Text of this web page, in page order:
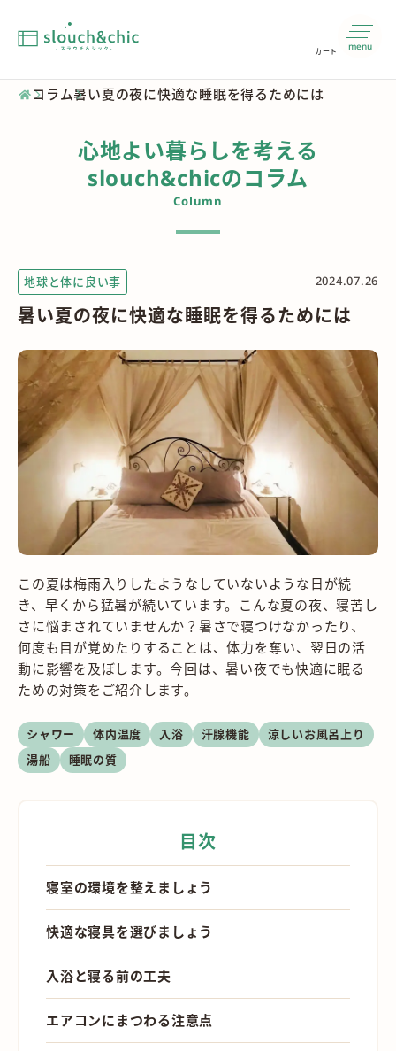
カート menu
コラム暑い夏の夜に快適な睡眠を得るためには
心地よい暮らしを考える
slouch&chicのコラム
Column
地球と体に良い事 2024.07.26
暑い夏の夜に快適な睡眠を得るためには
この夏は梅雨入りしたようなしていないような日が続
き、早くから猛暑が続いています。こんな夏の夜、寝苦し
さに悩まされていませんか？暑さで寝つけなかったり、
何度も目が覚めたりすることは、体力を奪い、翌日の活
動に影響を及ぼします。今回は、暑い夜でも快適に眠る
ための対策をご紹介します。
シャワー 体内温度 入浴 汗腺機能
涼しいお風呂上り
湯船
睡眠の質
目次
寝室の環境を整えましょう
快適な寝具を選びましょう
入浴と寝る前の工夫
エアコンにまつわる注意点